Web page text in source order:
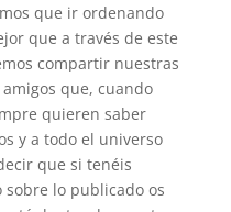
que ir ordenando
que a través de este
compartir nuestras
que, cuando
quieren saber
y a todo el universo
que si tenéis
lo publicado os